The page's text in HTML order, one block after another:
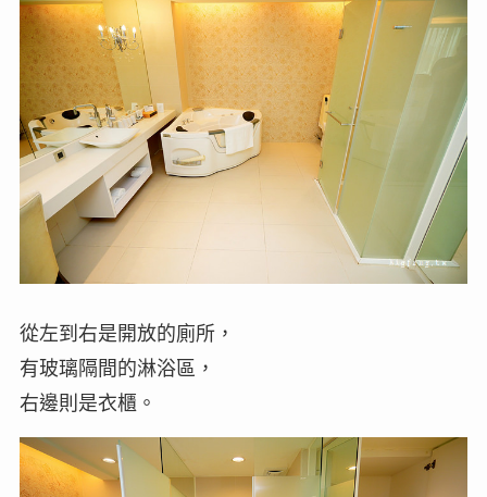
從左到右是開放的廁所，
有玻璃隔間的淋浴區，
右邊則是衣櫃。